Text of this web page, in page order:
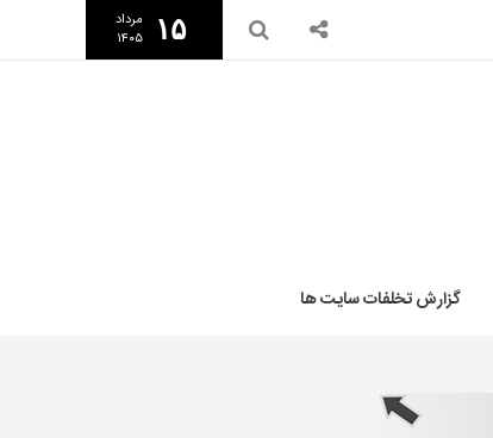
۱۵
مرداد
۱۴۰۵
گزارش تخلفات سایت ها